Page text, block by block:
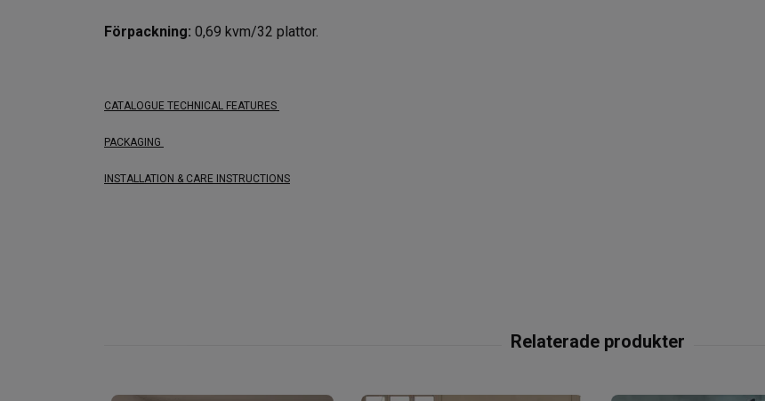
Förpackning: 0,69 kvm/32 plattor.
CATALOGUE TECHNICAL FEATURES
PACKAGING
INSTALLATION & CARE INSTRUCTIONS